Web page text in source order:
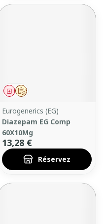
Sur prescription
Médicament
Eurogenerics (EG)
Diazepam EG Comp
60X10Mg
13,28 €
Réservez